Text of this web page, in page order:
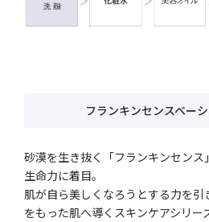
フランキンセンスベー
砂漠を生き抜く「フランキンセン
生命力に着目。
肌が自ら美しくなろうとする力を
をもった肌へ導くスキンケアシリー